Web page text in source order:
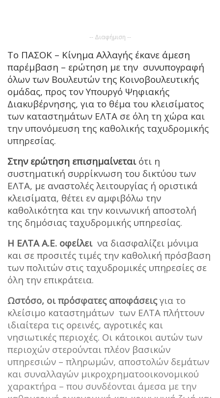
-- Διαφήμιση --
Το ΠΑΣΟΚ – Κίνημα Αλλαγής έκανε άμεση
παρέμβαση – ερώτηση με την συνυπογραφή
όλων των Βουλευτών της Κοινοβουλευτικής
ομάδας, προς τον Υπουργό Ψηφιακής
Διακυβέρνησης, για το θέμα του κλεισίματος
των καταστημάτων ΕΛΤΑ σε όλη τη χώρα και
την υπονόμευση της καθολικής ταχυδρομικής
υπηρεσίας.
Στην ερώτηση επισημαίνεταιότι η
συστηματική συρρίκνωση του δικτύου των
ΕΛΤΑ, με αναστολές λειτουργίας ή οριστικά
κλεισίματα, θέτει εν αμφιβόλω την
καθολικότητα και την κοινωνική αποστολή
της δημόσιας ταχυδρομικής υπηρεσίας.
Η ΕΛΤΑ Α.Ε. οφείλεινα διασφαλίζει μόνιμα
και σε προσιτές τιμές την καθολική πρόσβαση
των πολιτών στις ταχυδρομικές υπηρεσίες σε
όλη την επικράτεια.
Ωστόσο, οι πρόσφατες αποφάσειςγια το
κλείσιμο καταστημάτων των ΕΛΤΑ πλήττουν
ιδιαίτερα τις ορεινές, αγροτικές και
νησιωτικές περιοχές. Οι κάτοικοι αυτών των
περιοχών στερούνται πλέον βασικών
υπηρεσιών – πληρωμών, αποστολών δεμάτων
και συναλλαγών μικροχρηματοοικονομικού
χαρακτήρα – που συνδέονται άμεσα με την